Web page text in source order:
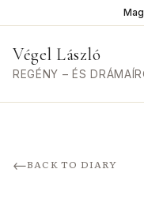
Végel László
REGÉNY – ÉS
←BACK TO DIARY